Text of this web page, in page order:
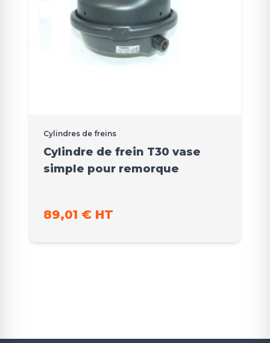
Cylindres de freins
Cylindre de frein T30 vase
simple pour remorque
89,01 € HT